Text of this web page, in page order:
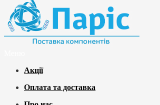
Акції
Оплата та доставка